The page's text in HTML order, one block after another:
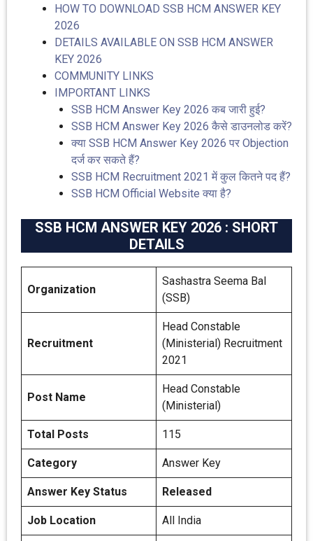
HOW TO DOWNLOAD SSB HCM ANSWER KEY
2026
DETAILS AVAILABLE ON SSB HCM ANSWER
KEY 2026
COMMUNITY LINKS
IMPORTANT LINKS
SSB HCM Answer Key 2026 कब जारी हुई?
SSB HCM Answer Key 2026 कैसे डाउनलोड करें?
क्या SSB HCM Answer Key 2026 पर Objection
दर्ज कर सकते हैं?
SSB HCM Recruitment 2021 में कुल कितने पद हैं?
SSB HCM Official Website क्या है?
SSB HCM ANSWER KEY 2026 : SHORT
DETAILS
Organization
Sashastra Seema Bal
(SSB)
Recruitment
Head Constable
(Ministerial) Recruitment
2021
Post Name
Head Constable
(Ministerial)
Total Posts 115
Category Answer Key
Answer Key Status Released
Job Location All India